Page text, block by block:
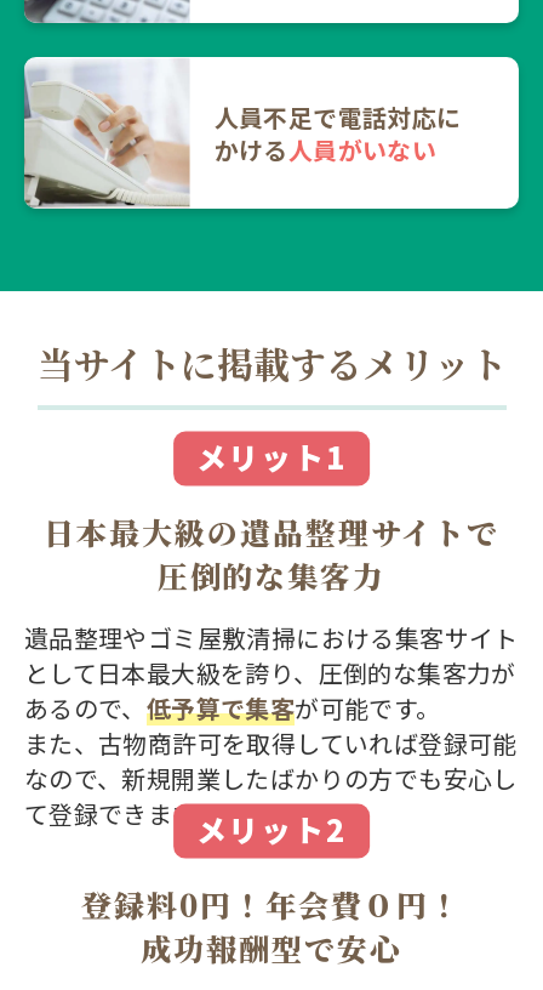
人員不足で電話対応に
かける人員がいない
当サイトに掲載するメリット
メリット1
日本最大級の遺品整理サイトで
圧倒的な集客力
遺品整理やゴミ屋敷清掃における集客サイト
として日本最大級を誇り、圧倒的な集客力が
あるので、 低予算で集客が可能です。
また、古物商許可を取得していれば登録可能
なので、新規開業したばかりの方でも安心し
て登録できます。メリット2
登録料0円！年会費０円！
成功報酬型で安心